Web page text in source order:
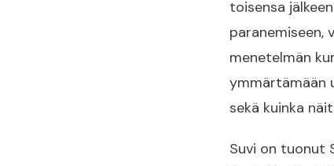
toisensa
paranemiseen,
menetelmän
ymmärtämään
sekä kuinka
Suvi on tuonut